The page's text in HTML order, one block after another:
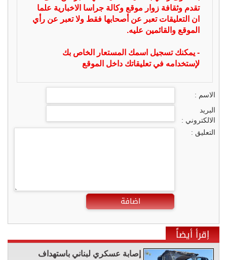
تقدم وثقافة زوار موقع وكالة جراسا الاخبارية علما
ان التعليقات تعبر عن أصحابها فقط ولا تعبر عن رأي
الموقع والقائمين عليه.
- يمكنك تسجيل اسمك المستعار الخاص بك
لإستخدامه في تعليقاتك داخل الموقع
الاسم :
البريد
الالكتروني :
التعليق :
اضافة
إقرأ أيضاً
إصابة عسكري لبناني باستهداف